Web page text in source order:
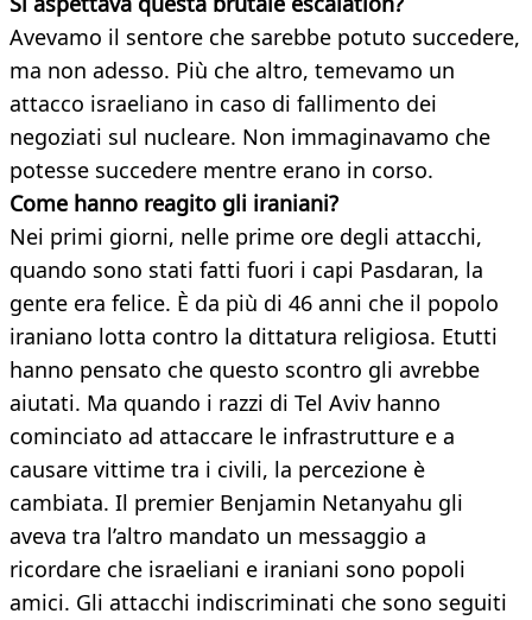
Avevamo il sentore che sarebbe potuto succedere,
ma non adesso. Più che altro, temevamo un
attacco israeliano in caso di fallimento dei
negoziati sul nucleare. Non immaginavamo che
potesse succedere mentre erano in corso.
Come hanno reagito gli iraniani?
Nei primi giorni, nelle prime ore degli attacchi,
quando sono stati fatti fuori i capi Pasdaran, la
gente era felice. È da più di 46 anni che il popolo
iraniano lotta contro la dittatura religiosa. Etutti
hanno pensato che questo scontro gli avrebbe
aiutati. Ma quando i razzi di Tel Aviv hanno
cominciato ad attaccare le infrastrutture e a
causare vittime tra i civili, la percezione è
cambiata. Il premier Benjamin Netanyahu gli
aveva tra l’altro mandato un messaggio a
ricordare che israeliani e iraniani sono popoli
amici. Gli attacchi indiscriminati che sono seguiti